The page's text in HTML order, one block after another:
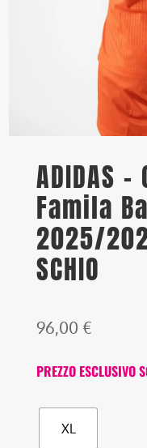
ADIDAS
Famila
2025/
SCHIO
96,00 €
PREZZO ESCLUSIVO
XL